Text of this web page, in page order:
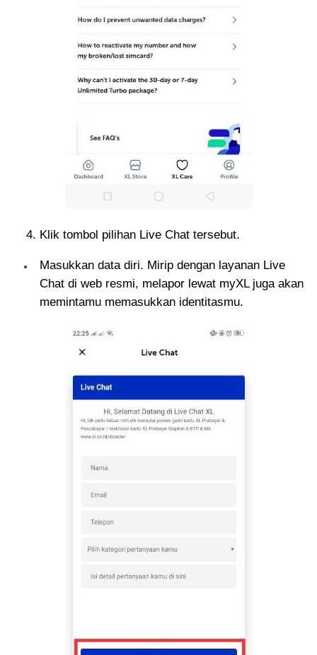
Klik tombol pilihan Live Chat tersebut.
Masukkan data diri. Mirip dengan layanan Live
Chat di web resmi, melapor lewat myXL juga akan
memintamu memasukkan identitasmu.